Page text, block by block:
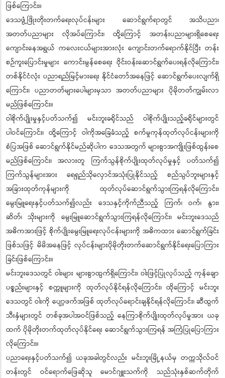
ဖြစ်ကြောင်း။
ဒေသဖွံ့ဖြိုးတိုးတက်ရေးလုပ်ငန်းများ ဆောင်ရွက်ရာတွင် အသိပညာ၊
အတတ်ပညာများ လိုအပ်ကြောင်း၊ ထို့ကြောင့် အတန်းပညာများရှိစေရေး
ကျောင်းနေအရွယ် ကလေးငယ်များအားလုံး ကျောင်းတက်ရောက်နိုင်ပြီး တန်း
စဉ်ကူးပြောင်းမှုများ ကောင်းမွန်စေရေး ဝိုင်းဝန်းဆောင်ရွက်ပေးရန်လိုကြောင်း၊
တစ်နိုင်ငံလုံး ပညာရည်မြင့်မားရေး နိုင်ငံတော်အနေဖြင့် ဆောင်ရွက်ပေးလျက်ရှိ
ကြောင်း၊ ပညာတတ်များပေါများမှသာ အတတ်ပညာများ ပိုမိုတတ်ကျွမ်းလာ
မည်ဖြစ်ကြောင်း။
ဝါစိုက်ပျိုးမှုနှင့်ပတ်သက်၍ မင်းဘူးခရိုင်သည် ဝါစိုက်ပျိုးသည့်ခရိုင်များတွင်
ပါဝင်ကြောင်း၊ ထို့ကြောင့် ဝါကိုအခြေခံသည့် စက်မှုကုန်ထုတ်လုပ်ငန်းများကို
စံပြအဖြစ် ဆောင်ရွက်နိုင်မည်ဆိုပါက ဒေသအတွက် များစွာအကျိုးဖြစ်ထွန်းစေ
မည်ဖြစ်ကြောင်း၊ အလားတူ ကြက်သွန်စိုက်ပျိုးထုတ်လုပ်မှုနှင့် ပတ်သက်၍
ကြက်သွန်များအား ရေရှည်သိုလှောင်အသုံးပြုနိုင်သည့် စည်သွပ်ဘူးများနှင့်
အခြားထုတ်ကုန်များကို ထုတ်လုပ်ဆောင်ရွက်သွားကြရန်လိုကြောင်း၊
မွေးမြူရေးနှင့်ပတ်သက်၍လည်း ဒေသနှင့်ကိုက်ညီသည့် ကြက်၊ ဝက်၊ နွား၊
ဆိတ်၊ သိုးများကို မွေးမြူဆောင်ရွက်သွားကြရန်လိုကြောင်း၊ မင်းဘူးဒေသည်
အဓိကအားဖြင့် စိုက်ပျိုးမွေးမြူရေးလုပ်ငန်းများကို အဓိကထား ဆောင်ရွက်ခြင်း
ဖြစ်သဖြင့် မိမိအနေဖြင့် လုပ်ငန်းများပိုမိုတိုးတက်ဆောင်ရွက်နိုင်ရေးပြောကြား
ခြင်းဖြစ်ကြောင်း။
မင်းဘူးဒေသတွင် ဝါးများ များစွာထွက်ရှိကြောင်း၊ ဝါးဖြင့်ပြုလုပ်သည့် ကုန်ချော
ပစ္စည်းများနှင့် စက္ကူများကို ထုတ်လုပ်နိုင်ရန်လိုကြောင်း၊ ထိုကြောင့် မင်းဘူး
ဒေသတွင် ဝါးကို ပျော့ဖက်အဖြစ် ထုတ်လုပ်ရောင်းချနိုင်ရန်လိုကြောင်း၊ ဆီထွက်
သီးနှံများတွင် တစ်ခုအပါအဝင်ဖြစ်သည့် နေကြာစိုက်ပျိုးထုတ်လုပ်မှုအား ယခု
ထက် ပိုမိုတိုးတက်ထုတ်လုပ်နိုင်ရေး ဆောင်ရွက်သွားကြရန် အကြံပြုပြောကြား
လိုကြောင်း။
ပညာရေးနှင့်ပတ်သက်၍ ယခုအခါတွင်လည်း မင်းဘူးမြို့နယ်မှ တက္ကသိုလ်ဝင်
တန်းတွင် ဝင်ရောက်ဖြေဆိုသူ မောင်ဂျူးသက်ကို သည်သုံးနှစ်ဆက်တိုက်